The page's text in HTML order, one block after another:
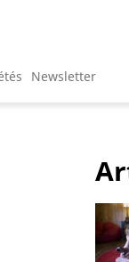
Newsletter